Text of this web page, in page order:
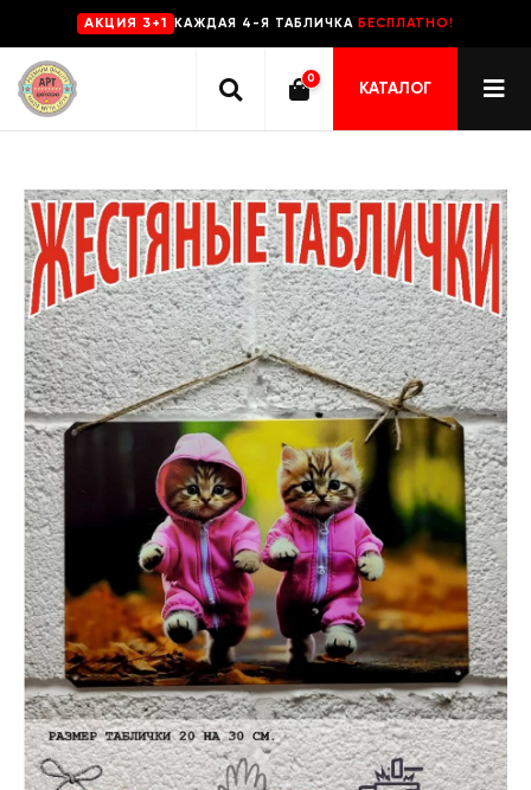
AKЦИЯ 3+1 КАЖДАЯ 4-Я ТАБЛИЧКА БЕСПЛАТНО!
0
КАТАЛОГ